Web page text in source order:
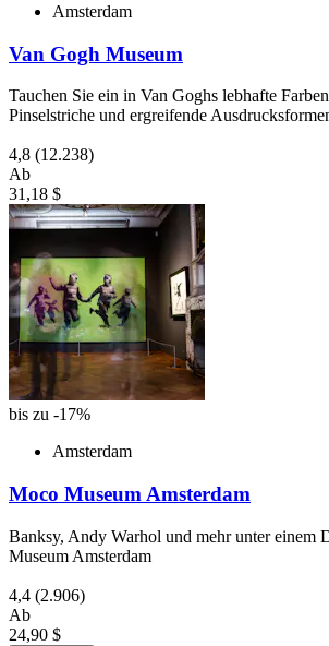
Amsterdam
Van Gogh Museum
Tauchen Sie ein in Van Goghs lebhafte
Pinselstriche und ergreifende
4,8 (12.238)
Ab
31,18 $
bis zu -17%
Amsterdam
Moco Museum Amsterdam
Banksy, Andy Warhol und mehr unter einem
Museum Amsterdam
4,4 (2.906)
Ab
24,90 $